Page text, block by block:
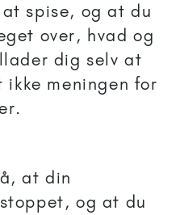
spise, og at du
over, hvad og
dig selv at
ikke meningen for
at din
og at du